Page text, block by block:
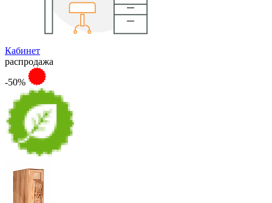
Кабинет
распродажа
-50%